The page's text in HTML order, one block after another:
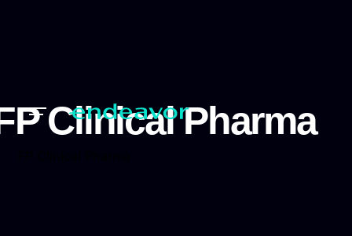
Clinical Pharma